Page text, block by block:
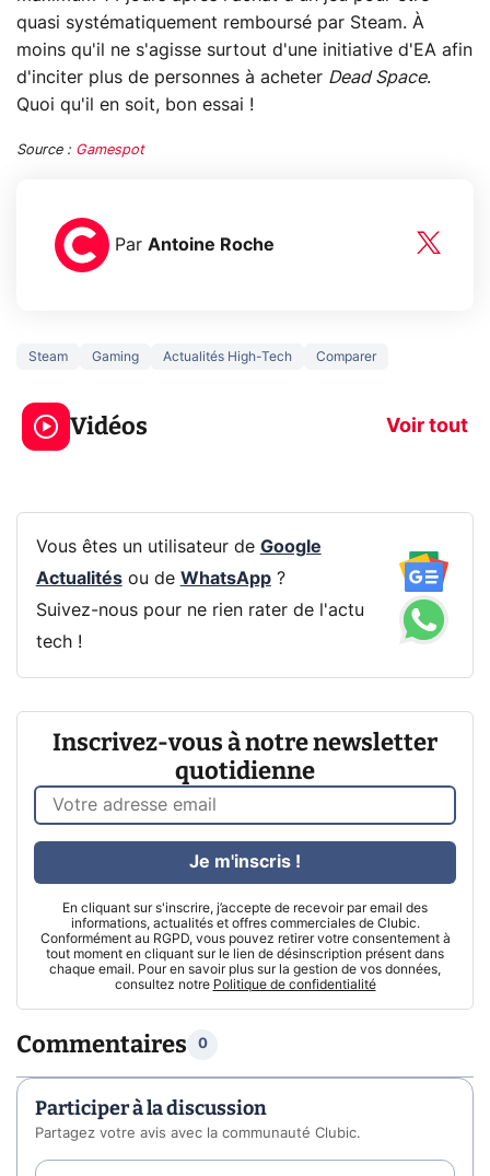
quasi systématiquement remboursé par Steam. À
moins qu'il ne s'agisse surtout d'une initiative d'EA afin
d'inciter plus de personnes à acheter Dead Space.
Quoi qu'il en soit, bon essai !
Source : Gamespot
Par Antoine Roche
Steam Gaming Actualités High-Tech Comparer
Vidéos Voir tout
5 générations de
jeux dans la
prochaine Xbox !
Ce que vous
navigation
Vous êtes un utilisateur de Google
Actualitésou de WhatsApp?
Suivez-nous pour ne rien rater de l'actu
tech !
Inscrivez-vous à notre newsletter
quotidienne
En cliquant sur s'inscrire, j’accepte de recevoir par email des
informations, actualités et offres commerciales de Clubic.
Conformément au RGPD, vous pouvez retirer votre consentement à
tout moment en cliquant sur le lien de désinscription présent dans
chaque email. Pour en savoir plus sur la gestion de vos données,
consultez notre Politique de confidentialité
Je m'inscris !
Commentaires 0
Participer à la discussion
Partagez votre avis avec la communauté Clubic.